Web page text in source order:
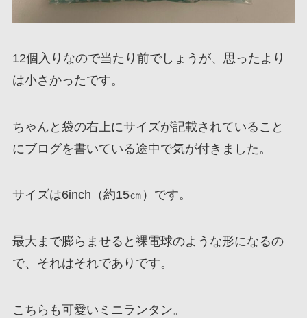
12個入りなので当たり前でしょうが、思ったより
は小さかったです。
ちゃんと袋の右上にサイズが記載されていること
にブログを書いている途中で気が付きました。
サイズは6inch（約15㎝）です。
最大まで膨らませると裸電球のような形になるの
で、それはそれでありです。
こちらも可愛いミニランタン。